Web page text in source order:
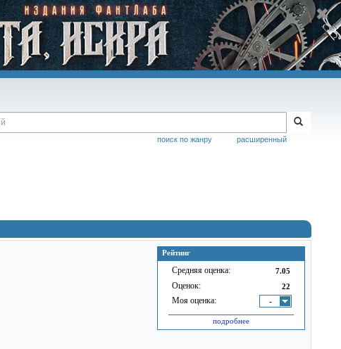
расширенный
поиск по жанру
Рейтинг
Средняя оценка: 7.05
Оценок: 22
Моя оценка: -
подробнее